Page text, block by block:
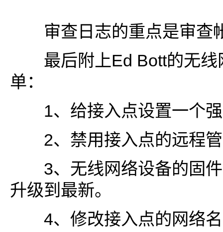
审查日志的重点是审查
最后附上Ed Bott的无线
单：
1、给接入点设置一个强
2、禁用接入点的远程管
3、无线网络设备的固件
升级到最新。
4、修改接入点的网络名